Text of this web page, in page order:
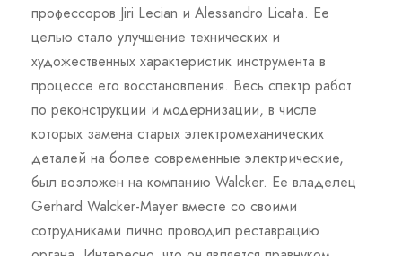
профессоров Jiri Lecian и Alessandro Licata. Ее
целью стало улучшение технических и
художественных характеристик инструмента в
процессе его восстановления. Весь спектр работ
по реконструкции и модернизации, в числе
которых замена старых электромеханических
деталей на более современные электрические,
был возложен на компанию Walcker. Ее владелец
Gerhard Walcker-Mayer вместе со своими
сотрудниками лично проводил реставрацию